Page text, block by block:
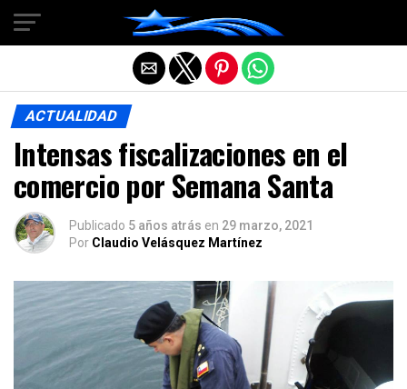
ACTUALIDAD
Intensas fiscalizaciones en el
comercio por Semana Santa
Publicado 5 años atrás en 29 marzo, 2021
Por Claudio Velásquez Martínez
Salir de la versión móvil